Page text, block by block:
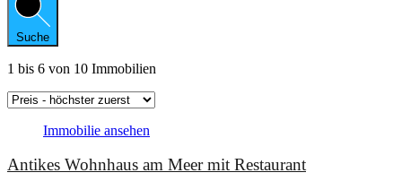
Suche
1 bis 6 von 10 Immobilien
Immobilie ansehen
Antikes Wohnhaus am Meer mit Restaurant